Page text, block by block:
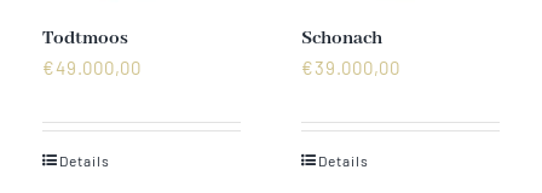
Vertrag widerrufen
Todtmoos
€49.000,00
Details
Schonach
€39.000,00
Details